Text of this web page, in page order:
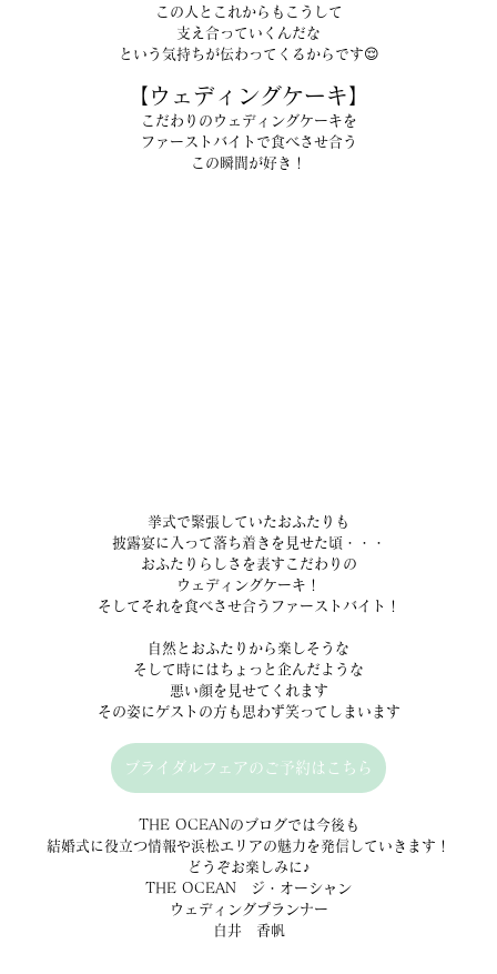
この人とこれからもこうして
支え合っていくんだな
という気持ちが伝わってくるからです😌
【ウェディングケーキ】
こだわりのウェディングケーキを
ファーストバイトで食べさせ合う
この瞬間が好き！
挙式で緊張していたおふたりも
披露宴に入って落ち着きを見せた頃・・・
おふたりらしさを表すこだわりの
ウェディングケーキ！
そしてそれを食べさせ合うファーストバイト！
自然とおふたりから楽しそうな
そして時にはちょっと企んだような
悪い顔を見せてくれます
その姿にゲストの方も思わず笑ってしまいます
ブライダルフェアのご予約はこちら
THE OCEANのブログでは今後も
結婚式に役立つ情報や浜松エリアの魅力を発信していきます！
どうぞお楽しみに♪
THE OCEAN　ジ・オーシャン
ウェディングプランナー
白井　香帆